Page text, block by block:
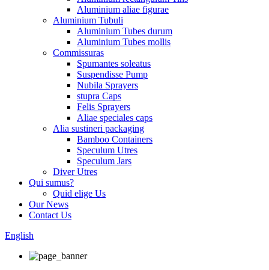
Aluminium aliae figurae
Aluminium Tubuli
Aluminium Tubes durum
Aluminium Tubes mollis
Commissuras
Spumantes soleatus
Suspendisse Pump
Nubila Sprayers
stupra Caps
Felis Sprayers
Aliae speciales caps
Alia sustineri packaging
Bamboo Containers
Speculum Utres
Speculum Jars
Diver Utres
Qui sumus?
Quid elige Us
Our News
Contact Us
English